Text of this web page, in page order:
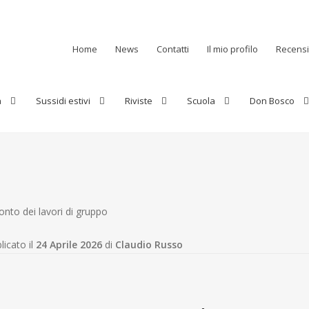
Home News Contatti Il mio profilo
Sussidi estivi Riviste Scuola Don Bosco
dei lavori di gruppo
il 24 Aprile 2026 di Claudio Russo